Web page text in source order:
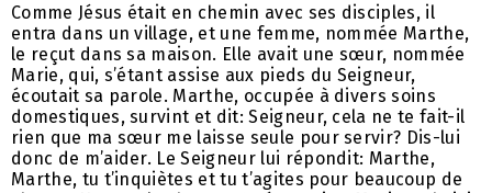
Comme Jésus était en chemin avec ses disciples, il
entra dans un village, et une femme, nommée Marthe,
le reçut dans sa maison. Elle avait une sœur, nommée
Marie, qui, s’étant assise aux pieds du Seigneur,
écoutait sa parole. Marthe, occupée à divers soins
domestiques, survint et dit: Seigneur, cela ne te fait-il
rien que ma sœur me laisse seule pour servir? Dis-lui
donc de m’aider. Le Seigneur lui répondit: Marthe,
Marthe, tu t’inquiètes et tu t’agites pour beaucoup de